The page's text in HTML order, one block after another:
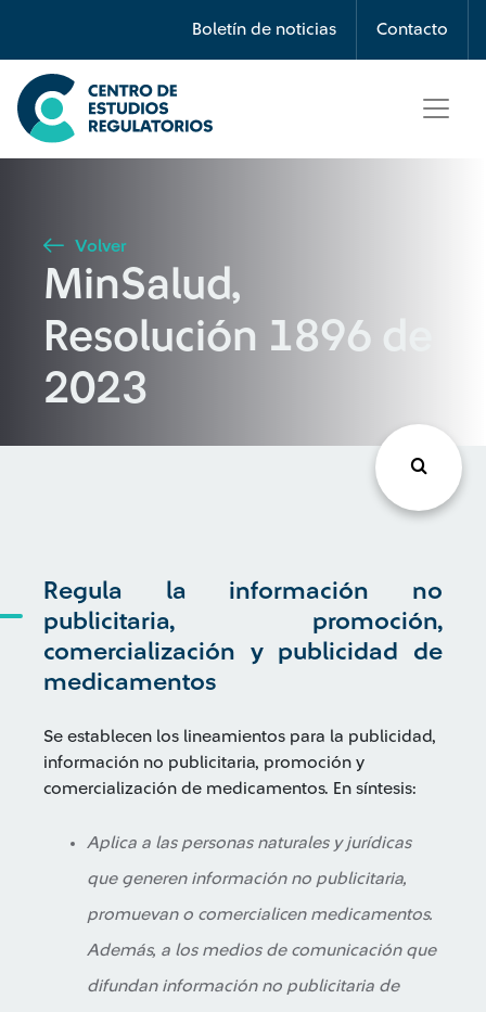
Boletín de noticias Contacto
Búsqueda
Seleccione país
Buscar
Volver
MinSalud,
Resolución 1896 de
2023
Regula la información no
publicitaria, promoción,
comercialización y publicidad de
medicamentos
Se establecen los lineamientos para la publicidad,
información no publicitaria, promoción y
comercialización de medicamentos. En síntesis:
Aplica a las personas naturales y jurídicas
que generen información no publicitaria,
promuevan o comercialicen medicamentos.
Además, a los medios de comunicación que
difundan información no publicitaria de